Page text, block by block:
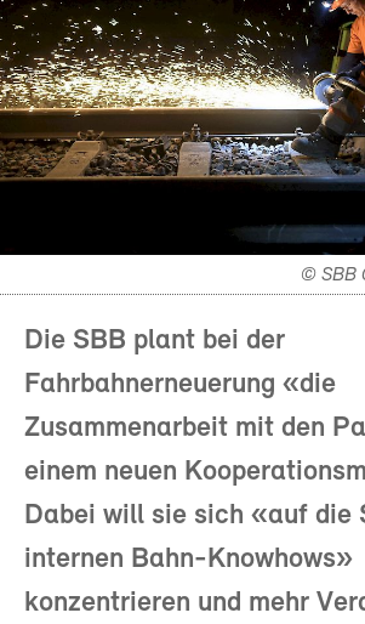
© SBB
Die SBB plant bei der
Fahrbahnerneuerung «die
Zusammenarbeit mit den
einem neuen
Dabei will sie sich «auf die
internen Bahn-Knowhows»
konzentrieren und mehr